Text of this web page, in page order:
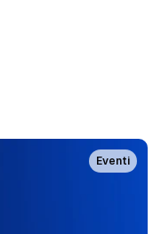
Eventi